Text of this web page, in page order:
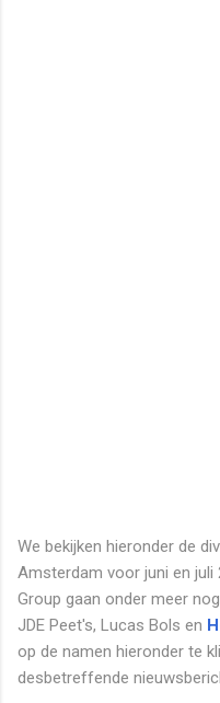
We bekijken hieronder de
Amsterdam voor juni en juli
Group gaan onder meer
JDE Peet's, Lucas Bols en
op de namen hieronder te
desbetreffende